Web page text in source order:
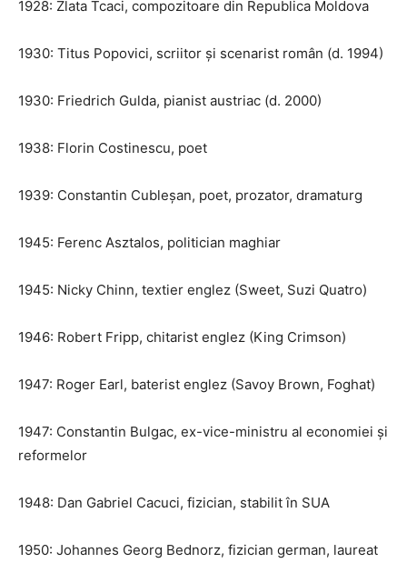
1928: Zlata Tcaci, compozitoare din Republica Moldova
1930: Titus Popovici, scriitor și scenarist român (d. 1994)
1930: Friedrich Gulda, pianist austriac (d. 2000)
1938: Florin Costinescu, poet
1939: Constantin Cubleșan, poet, prozator, dramaturg
1945: Ferenc Asztalos, politician maghiar
1945: Nicky Chinn, textier englez (Sweet, Suzi Quatro)
1946: Robert Fripp, chitarist englez (King Crimson)
1947: Roger Earl, baterist englez (Savoy Brown, Foghat)
1947: Constantin Bulgac, ex-vice-ministru al economiei și
reformelor
1948: Dan Gabriel Cacuci, fizician, stabilit în SUA
1950: Johannes Georg Bednorz, fizician german, laureat